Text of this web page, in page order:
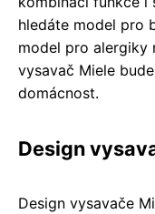
hledáte model pro
model pro alergiky
vysavač Miele
domácnost.
Design
Design vysavače